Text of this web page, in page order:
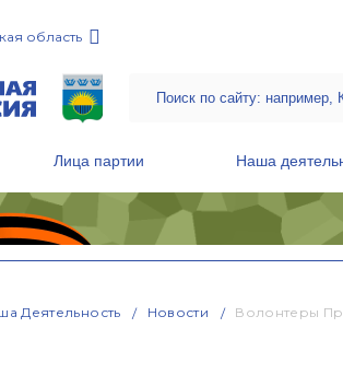
область
Лица партии Наша
Деятельность Новости Волонтеры